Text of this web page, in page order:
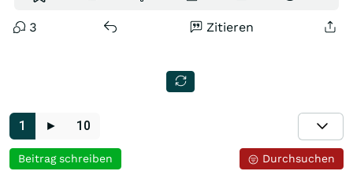
3 Zitieren
1 ► 10
Durchsuchen
Beitrag schreiben